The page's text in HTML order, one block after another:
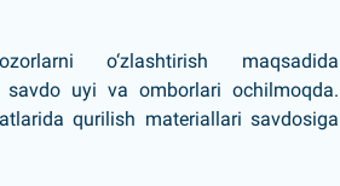
o‘zlashtirish maqsadida
savdo uyi va omborlari ochilmoqda.
qurilish materiallari savdosiga